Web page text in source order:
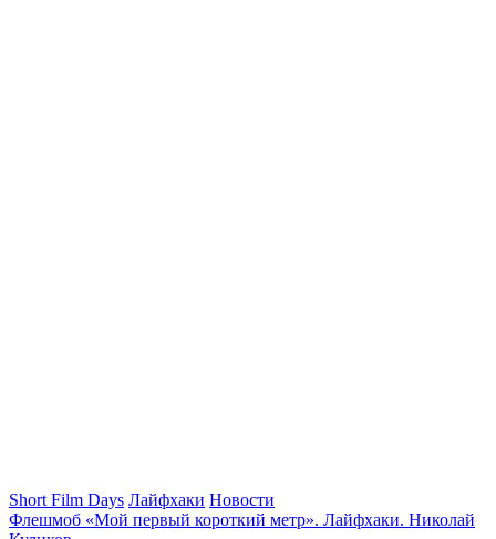
Short Film Days Лайфхаки Новости
Флешмоб «Мой первый короткий метр». Лайфхаки. Николай